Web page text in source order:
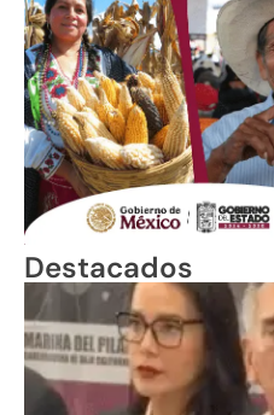
Destacados